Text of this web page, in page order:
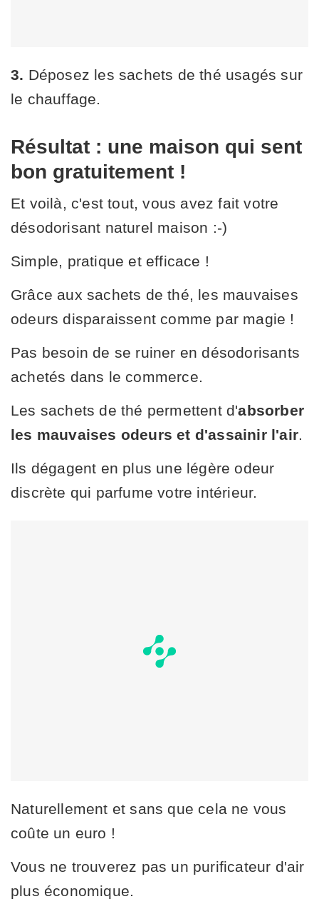
3. Déposez les sachets de thé usagés sur
le chauffage.
Résultat : une maison qui sent
bon gratuitement !
Et voilà, c'est tout, vous avez fait votre
désodorisant naturel maison :-)
Simple, pratique et efficace !
Grâce aux sachets de thé, les mauvaises
odeurs disparaissent comme par magie !
Pas besoin de se ruiner en désodorisants
achetés dans le commerce.
Les sachets de thé permettent d'absorber
les mauvaises odeurs et d'assainir l'air
Ils dégagent en plus une légère odeur
discrète qui parfume votre intérieur.
Naturellement et sans que cela ne vous
coûte un euro !
Vous ne trouverez pas un purificateur d'air
plus économique.